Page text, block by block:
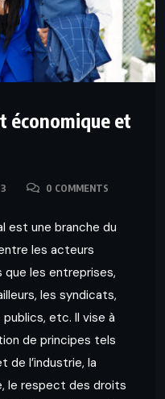
économique et
0 COMMENTS
est une branche du
les acteurs
les entreprises,
les syndicats,
etc. Il vise à
de principes tels
de l’industrie, la
le respect des droits